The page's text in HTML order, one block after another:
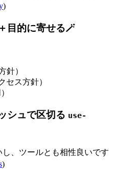
)
目的に寄せる🪄
針）
セス方針）
シュで区切る use-
、ツールとも相性良いです
)